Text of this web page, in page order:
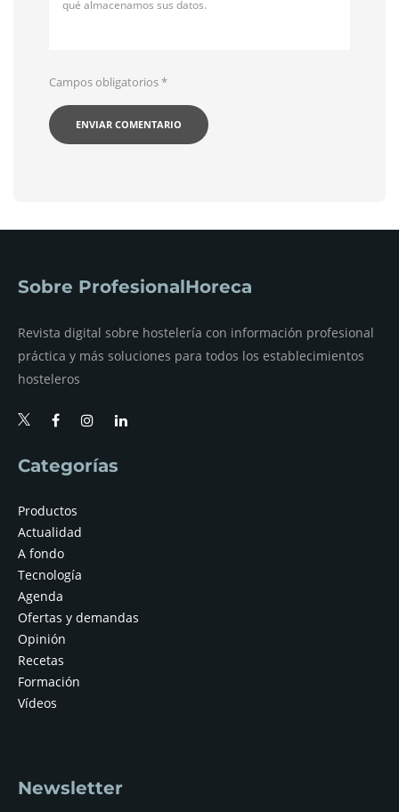
qué almacenamos sus datos.
Campos obligatorios*
Sobre ProfesionalHoreca
Revista digital sobre hostelería con información profesional
práctica y más soluciones para todos los establecimientos
hosteleros
Categorías
Productos
Actualidad
A fondo
Tecnología
Agenda
Ofertas y demandas
Opinión
Recetas
Formación
Vídeos
Newsletter